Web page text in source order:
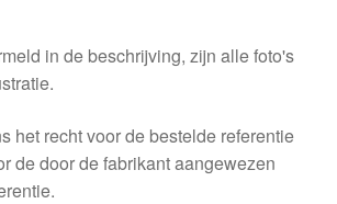
in de beschrijving, zijn alle foto's
het recht voor de bestelde referentie
de door de fabrikant aangewezen